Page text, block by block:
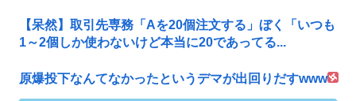
【呆然】取引先専務「Aを20個注文する」ぼく「いつも
1～2個しか使わないけど本当に20であってる...
原爆投下なんてなかったというデマが出回りだすwww